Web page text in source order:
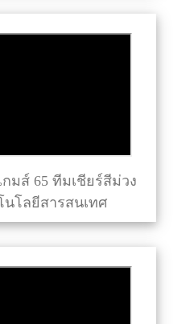
กมส์ 65 ทีมเชียร์สีม่วง
นโลยีสารสนเทศ